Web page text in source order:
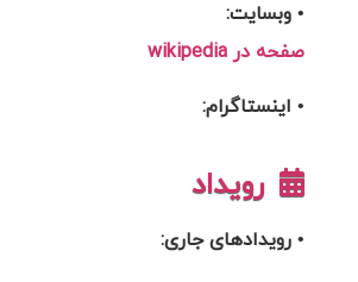
• وبسایت:
صفحه در wikipedia
• اینستاگرام:
رویداد
• رویدادهای جاری: